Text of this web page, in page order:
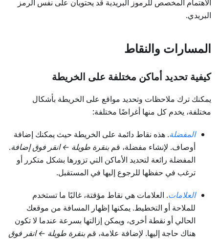
الاهتمام المخصص للرموز البريدية قد يحتويان على نفس الرمز
البريدي.
المسارات والنقاط
كيفية تحديد أماكن مختلفة على الخريطة
يمكنك ترك ملاحظات وتحديد مواقع على الخريطة بأشكال
مختلفة، يخدم كل منها أغراضًا مختلفة:
المفضلة. هذه نقاط دائمة على الخريطة حيث يمكنك إضافة
أوصاف. لإنشاء مفضلة، قم بنقرة طويلة ← انقر فوق إضافة.
المفضلة رائعة لتحديد الأماكن التي تزورها بشكل متكرر أو
ترغب في حفظها للرجوع إليها في المستقبل.
العلامات. العلامات هي نقاط مؤقتة، غالبًا ما تستخدم
للملاحة أو التخطيط. يمكنها إظهار المسافة من موقعك
الحالي أو نقطة أخرى، ويمكن إزالتها بسرعة عندما لا تكون
هناك حاجة إليها. لإضافة علامة، قم بنقرة طويلة ← انقر فوق